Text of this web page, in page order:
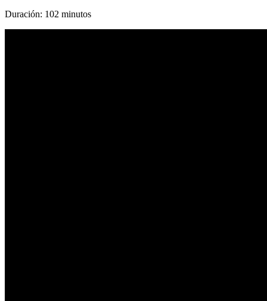
Duración: 102 minutos